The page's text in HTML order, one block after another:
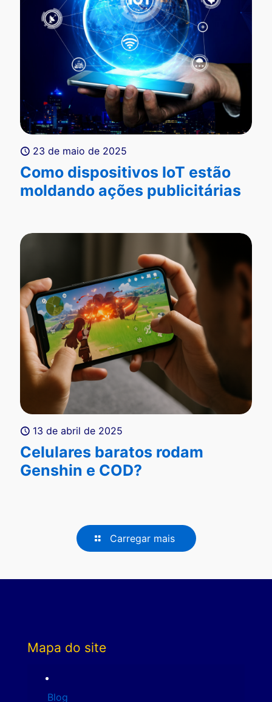
23 de maio de 2025
Como dispositivos IoT estão
moldando ações publicitárias
13 de abril de 2025
Celulares baratos rodam
Genshin e COD?
Carregar mais
Mapa do site
Blog